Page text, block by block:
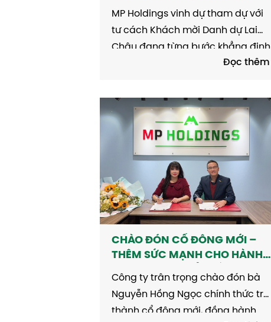
LỊCH, KHƠI NGUỒN CƠ HỘI
PHÁT TRIỂN
MP Holdings vinh dự tham dự với
tư cách Khách mời Danh dự Lai
Châu đang từng bước khẳng định
vị thế là một trong những địa
du lịch, dịch vụ và đầu tư của khu
vực Tây Bắc. Với lợi thế về...
Đọc thêm
CHÀO ĐÓN CỔ ĐÔNG MỚI –
THÊM SỨC MẠNH CHO HÀNH
TRÌNH PHÁT TRIỂN BỀN VỮNG
Công ty trân trọng chào đón bà
Nguyễn Hồng Ngọc chính thức trở
thành cổ đông mới, đồng hành